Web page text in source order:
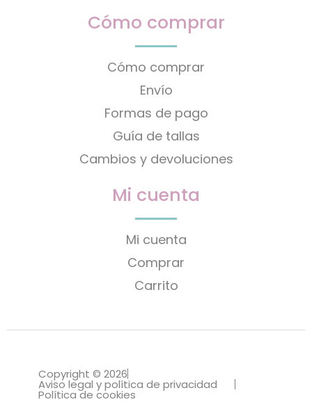
Cómo comprar
Cómo comprar
Envío
Formas de pago
Guía de tallas
Cambios y devoluciones
Mi cuenta
Mi cuenta
Comprar
Carrito
Copyright © 2026
Aviso legal y política de privacidad
Política de cookies